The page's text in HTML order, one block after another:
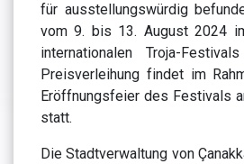
für ausstellungswürdig
vom 9. bis 13. August 2024
internationalen Troja-
Preisverleihung findet im
Eröffnungsfeier des Festivals
statt.
Die Stadtverwaltung von